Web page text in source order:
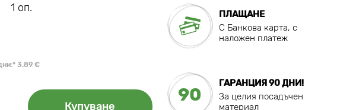
1 оп.
3.89 €
Купуване
ПЛАЩАНЕ
C Банкова карта, с
наложен платеж
90
ГАРАНЦИЯ 90 ДНИ!
За целия посадъчен
материал